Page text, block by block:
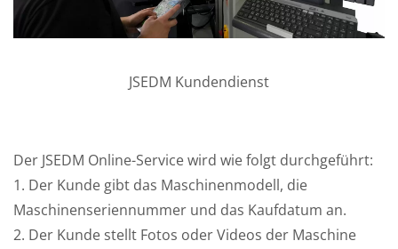
JSEDM Kundendienst
Der JSEDM Online-Service wird wie folgt durchgeführt:
1. Der Kunde gibt das Maschinenmodell, die
Maschinenseriennummer und das Kaufdatum an.
2. Der Kunde stellt Fotos oder Videos der Maschine